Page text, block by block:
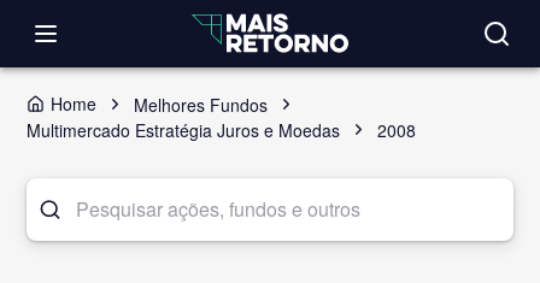
Home
Melhores Fundos
Multimercado Estratégia Juros e Moedas
2008